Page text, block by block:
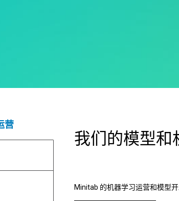
营
我们的模型和
Minitab 的机器学习运营和模型